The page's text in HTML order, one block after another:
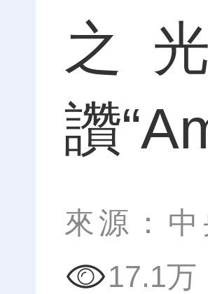
之
讚
來源：
17.1万